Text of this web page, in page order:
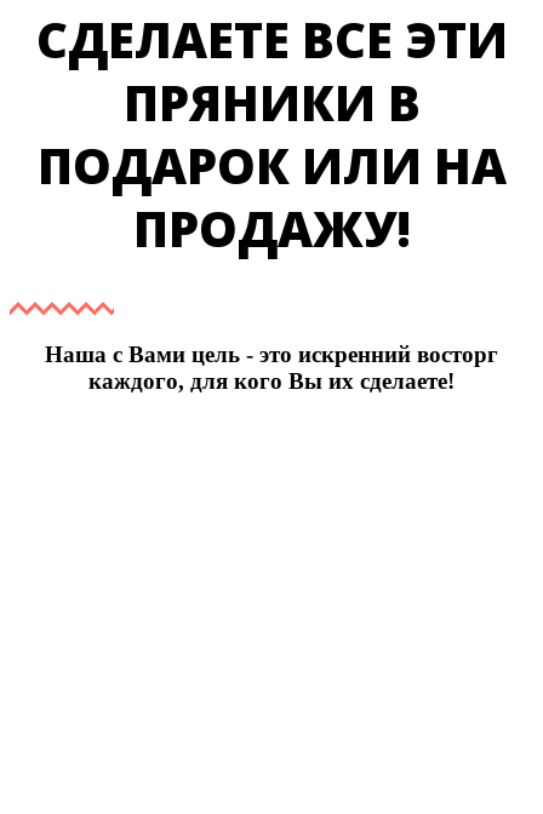
СДЕЛАЕТЕ ВСЕ ЭТИ
ПРЯНИКИ В
ПОДАРОК ИЛИ НА
ПРОДАЖУ!
Наша с Вами цель - это искренний восторг
каждого, для кого Вы их сделаете!